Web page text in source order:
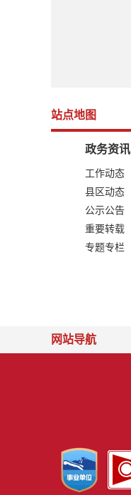
站点地图
政务资讯
工作动态
县区动态
公示公告
重要转载
专题专栏
网站导航